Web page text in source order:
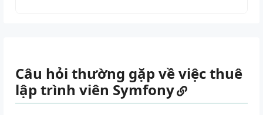
Câu hỏi thường gặp về việc thuê
lập trình viên Symfony